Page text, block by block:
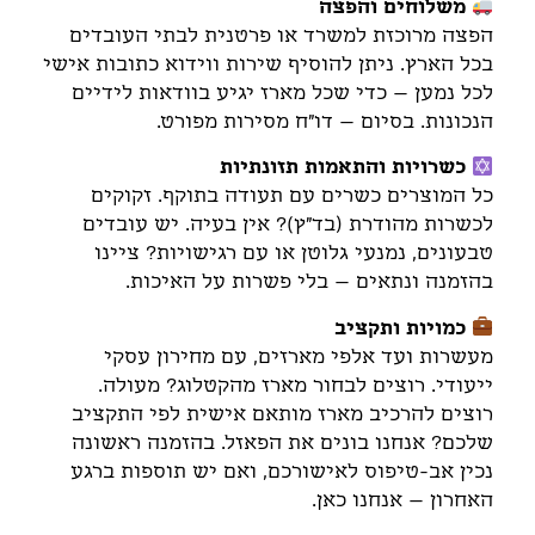
הפצה מרוכזת למשרד או פרטנית לבתי העובדים
בכל הארץ. ניתן להוסיף שירות ווידוא כתובות אישי
לכל נמען – כדי שכל מארז יגיע בוודאות לידיים
הנכונות. בסיום – דו"ח מסירות מפורט.
כשרויות והתאמות תזונתיות
כל המוצרים כשרים עם תעודה בתוקף. זקוקים
לכשרות מהודרת (בד"ץ)? אין בעיה. יש עובדים
טבעונים, נמנעי גלוטן או עם רגישויות? ציינו
בהזמנה ונתאים – בלי פשרות על האיכות.
כמויות ותקציב
מעשרות ועד אלפי מארזים, עם מחירון עסקי
ייעודי. רוצים לבחור מארז מהקטלוג? מעולה.
רוצים להרכיב מארז מותאם אישית לפי התקציב
שלכם? אנחנו בונים את הפאזל. בהזמנה ראשונה
נכין אב-טיפוס לאישורכם, ואם יש תוספות ברגע
האחרון – אנחנו כאן.